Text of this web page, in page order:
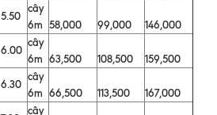
cây
6m 58,000 99,000
146,000
cây
6m 63,500 108,500
159,500
cây
6m 66,500 113,500
167,000
cây